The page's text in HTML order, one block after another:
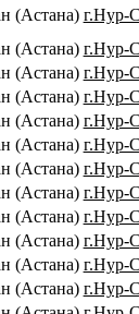
(Астана) г.Нур-
(Астана) г.Нур-
(Астана) г.Нур-
(Астана) г.Нур-
(Астана) г.Нур-
(Астана) г.Нур-
(Астана) г.Нур-
(Астана) г.Нур-
(Астана) г.Нур-
(Астана) г.Нур-
(Астана) г.Нур-
(Астана) г.Нур-